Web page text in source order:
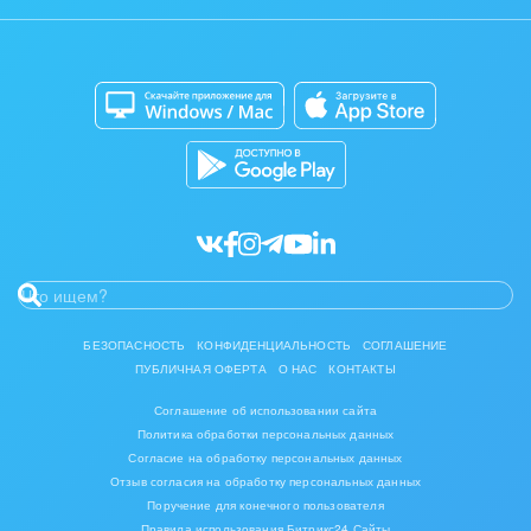
Кибербезопасность
Битрикс24 для Энтерпрайз
Битрикс24 Маркет
Разработчикам приложений
БЕЗОПАСНОСТЬ КОНФИДЕНЦИАЛЬНОСТЬ
СОГЛАШЕНИЕ
ПУБЛИЧНАЯ ОФЕРТА
О НАС КОНТАКТЫ
Соглашение об использовании сайта
Политика обработки персональных данных
Согласие на обработку персональных данных
Отзыв согласия на обработку персональных данных
Поручение для конечного пользователя